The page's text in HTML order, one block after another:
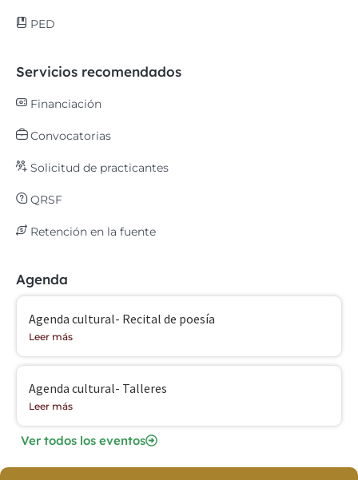
PED
Servicios recomendados
Financiación
Convocatorias
Solicitud de practicantes
QRSF
Retención en la fuente
Agenda
Agenda cultural- Recital de poesía
Leer más
Agenda cultural- Talleres
Leer más
Ver todos los eventos